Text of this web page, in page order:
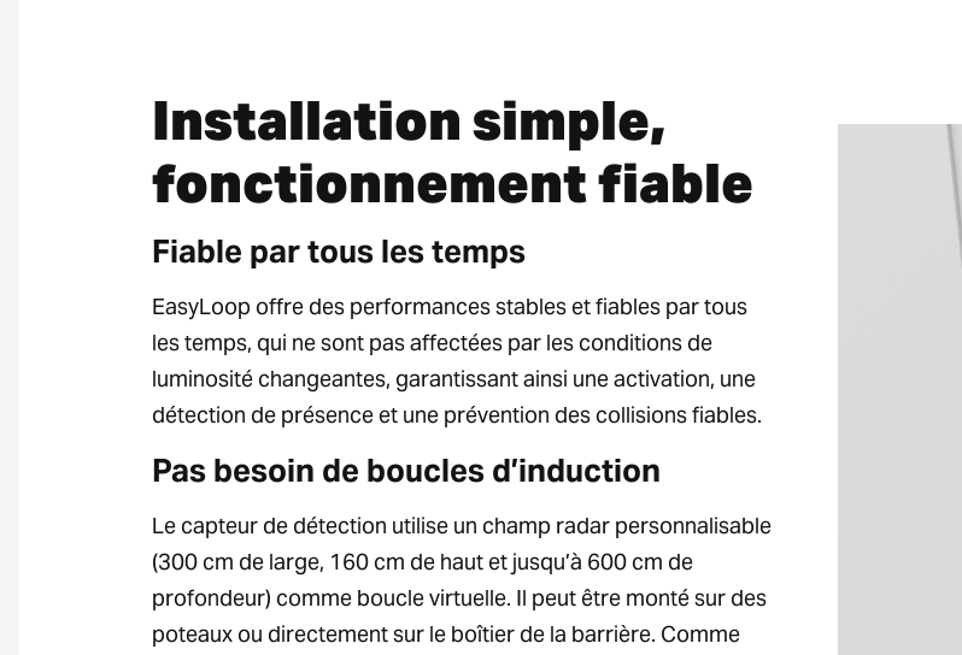
Installation simple,
fonctionnement fiable
Fiable par tous les temps
EasyLoop offre des performances stables et fiables par tous
les temps, qui ne sont pas affectées par les conditions de
luminosité changeantes, garantissant ainsi une activation, une
détection de présence et une prévention des collisions fiables.
Pas besoin de boucles d’induction
Le capteur de détection utilise un champ radar personnalisable
(300 cm de large, 160 cm de haut et jusqu’à 600 cm de
profondeur) comme boucle virtuelle. Il peut être monté sur des
poteaux ou directement sur le boîtier de la barrière. Comme